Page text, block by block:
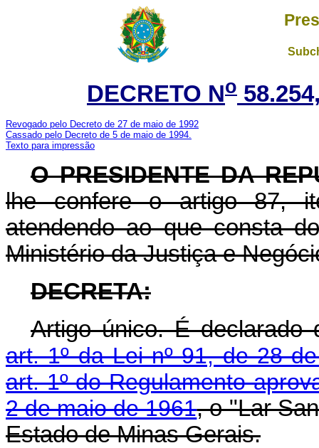
DECRETO No
Revogado pelo Decreto de 27 de maio de 1992
Cassado pelo Decreto de 5 de maio de 1994.
Texto para impressão
O PRESIDENTE DA
lhe confere o artigo 87,
atendendo ao que consta
Ministério da Justiça e
DECRETA:
Artigo único. É declarado
art. 1º da Lei nº 91, de 28
art. 1º do Regulamento
2 de maio de 1961, o "Lar
Estado de Minas Gerais.